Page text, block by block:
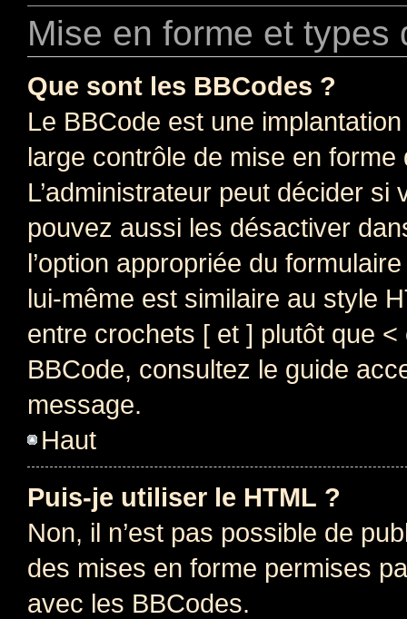
Mise en forme et types
Que sont les BBCodes ?
Le BBCode est une
large contrôle de mise en forme
L’administrateur peut décider
pouvez aussi les désactiver
l’option appropriée du
lui-même est similaire au style
entre crochets [ et ] plutôt que
BBCode, consultez le guide
message.
Haut
Puis-je utiliser le HTML ?
Non, il n’est pas possible de
des mises en forme permises
avec les BBCodes.